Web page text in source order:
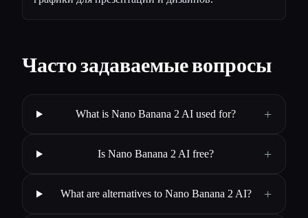
Часто задаваемые вопросы
What is Nano Banana 2 AI used for? +
Is Nano Banana 2 AI free? +
What are alternatives to Nano Banana 2 AI? +